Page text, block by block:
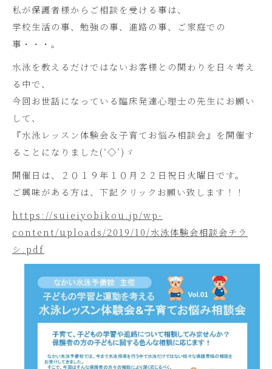
私が保護者様からご相談を受ける事は、
学校生活の事、勉強の事、進路の事、ご家庭での
事・・・。
水泳を教えるだけではないお客様との関わりを日々考え
る中で、
今回お世話になっている臨床発達心理士の先生にお願い
して、
『水泳レッスン体験会＆子育てお悩み相談会』を開催す
ることになりました(‘◇’)ゞ
開催日は、２０１９年１０月２２日祝日火曜日です。
ご興味がある方は、下記クリックお願い致します！！
https://suieiyobikou.jp/wp-
content/uploads/2019/10/水泳体験会相談会チラ
シ.pdf